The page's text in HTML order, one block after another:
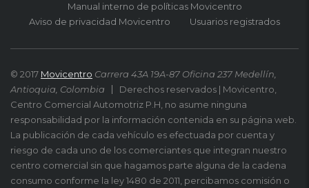
Manual interno de políticas Movicentro
Aviso de privacidad Movicentro
Usuarios registrados
© 2017 Movicentro Carrera 43A 19A-87 Oficina 237 Medellín,
Antioquia, Colombia
Derechos reservados | Movicentro,
Centro Comercial Automotriz P.H, no asume ninguna
responsabilidad por la información contenida en su página web.
La publicación de cada vehículo es efectuada por cuenta y
riesgo de cada uno de los comerciantes que integran nuestro
centro comercial sin que hagamos parte alguna de la cadena
consumo conforme la ley 1480 de 2011, percibamos comisión o